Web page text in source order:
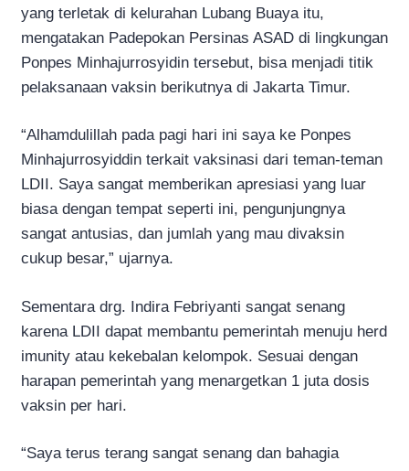
yang terletak di kelurahan Lubang Buaya itu,
mengatakan Padepokan Persinas ASAD di lingkungan
Ponpes Minhajurrosyidin tersebut, bisa menjadi titik
pelaksanaan vaksin berikutnya di Jakarta Timur.
“Alhamdulillah pada pagi hari ini saya ke Ponpes
Minhajurrosyiddin terkait vaksinasi dari teman-teman
LDII. Saya sangat memberikan apresiasi yang luar
biasa dengan tempat seperti ini, pengunjungnya
sangat antusias, dan jumlah yang mau divaksin
cukup besar,” ujarnya.
Sementara drg. Indira Febriyanti sangat senang
karena LDII dapat membantu pemerintah menuju herd
imunity atau kekebalan kelompok. Sesuai dengan
harapan pemerintah yang menargetkan 1 juta dosis
vaksin per hari.
“Saya terus terang sangat senang dan bahagia